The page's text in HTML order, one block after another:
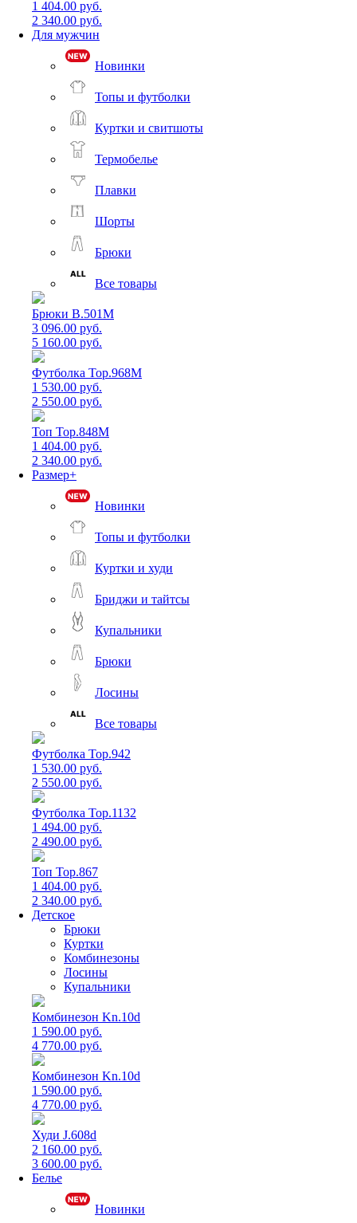
1 404.00 руб.
2 340.00 руб.
Для мужчин
Новинки
Топы и футболки
Куртки и свитшоты
Термобелье
Плавки
Шорты
Брюки
Все товары
Брюки B.501M
3 096.00 руб.
5 160.00 руб.
Футболка Top.968M
1 530.00 руб.
2 550.00 руб.
Топ Top.848M
1 404.00 руб.
2 340.00 руб.
Размер+
Новинки
Топы и футболки
Куртки и худи
Бриджи и тайтсы
Купальники
Брюки
Лосины
Все товары
Футболка Top.942
1 530.00 руб.
2 550.00 руб.
Футболка Top.1132
1 494.00 руб.
2 490.00 руб.
Топ Top.867
1 404.00 руб.
2 340.00 руб.
Детское
Брюки
Куртки
Комбинезоны
Лосины
Купальники
Комбинезон Kn.10d
1 590.00 руб.
4 770.00 руб.
Комбинезон Kn.10d
1 590.00 руб.
4 770.00 руб.
Худи J.608d
2 160.00 руб.
3 600.00 руб.
Белье
Новинки